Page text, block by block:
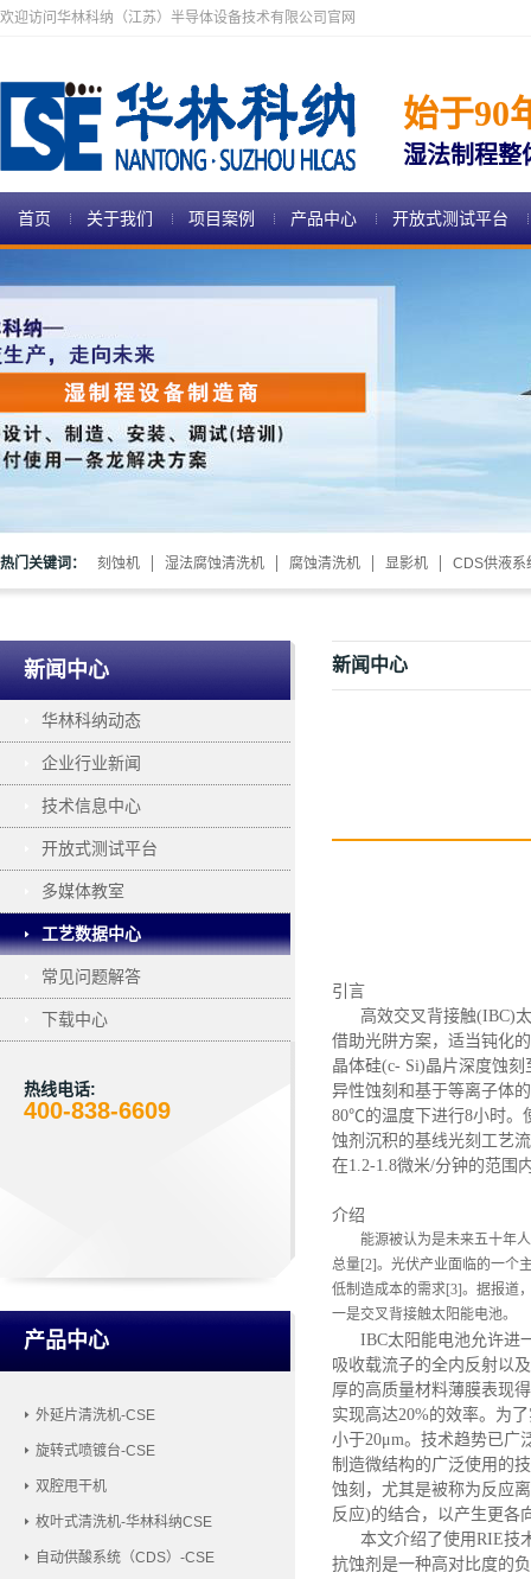
欢迎访问华林科纳（江苏）半导体设备技术有限公司官网
始于90
湿法制程整
首页 关于我们 项目案例 产品中心 开放式测试平台
热门关键词： 刻蚀机 湿法腐蚀清洗机 腐蚀清洗机 显影机 CDS供液系
新闻中心
华林科纳动态
企业行业新闻
技术信息中心
开放式测试平台
多媒体教室
工艺数据中心
常见问题解答
下载中心
热线电话:
400-838-6609
产品中心
外延片清洗机-CSE
旋转式喷镀台-CSE
双腔甩干机
枚叶式清洗机-华林科纳CSE
自动供酸系统（CDS）-CSE
新闻中心
引言
高效交叉背接触(IBC)
借助光阱方案，适当钝化
晶体硅(c- Si)晶片深度蚀
异性蚀刻和基于等离子体
80℃的温度下进行8小时。
蚀剂沉积的基线光刻工艺
在1.2-1.8微米/分钟的范围
介绍
能源被认为是未来五十年
总量[2]。光伏产业面临的一个
低制造成本的需求[3]。据报道
一是交叉背接触太阳能电池。
IBC太阳能电池允许进
吸收载流子的全内反射以
厚的高质量材料薄膜表现
实现高达20%的效率。为
小于20μm。技术趋势已广
制造微结构的广泛使用的
蚀刻，尤其是被称为反应
反应)的结合，以产生更各
本文介绍了使用RIE技
抗蚀剂是一种高对比度的